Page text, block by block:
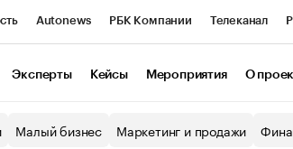
Autonews РБК Компании Телеканал
Экономика Бизнес
Эксперты Кейсы Мероприятия О
Малый бизнес Маркетинг и продажи